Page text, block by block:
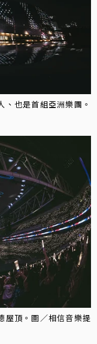
也是首組亞洲樂團。
屋頂。圖／相信音樂提